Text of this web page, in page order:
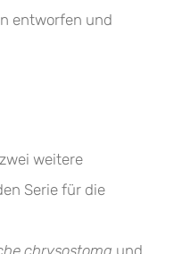
entworfen und
weitere
Serie für die